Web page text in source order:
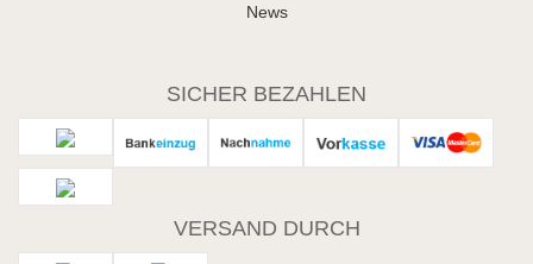
News
SICHER BEZAHLEN
VERSAND DURCH